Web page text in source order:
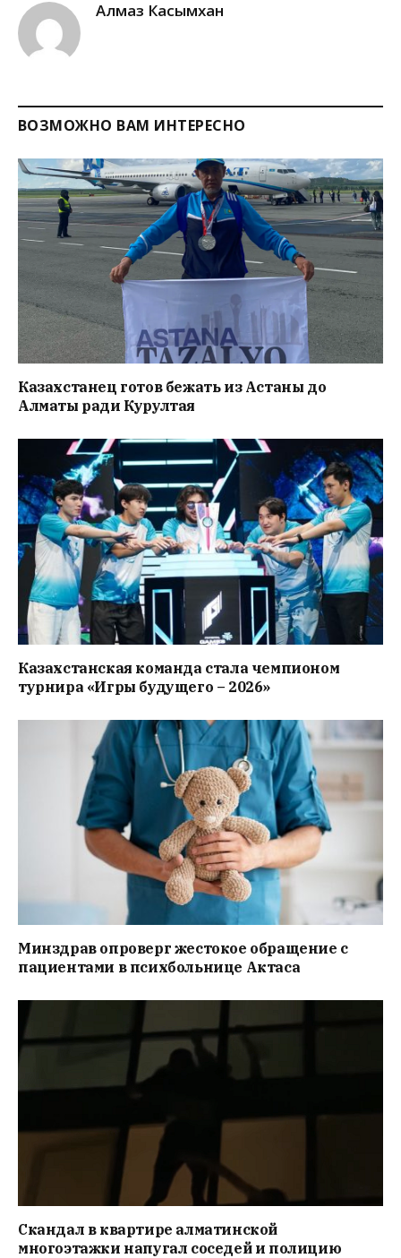
Алмаз Касымхан
ВОЗМОЖНО ВАМ ИНТЕРЕСНО
Казахстанец готов бежать из Астаны до
Алматы ради Курултая
Казахстанская команда стала чемпионом
турнира «Игры будущего – 2026»
Минздрав опроверг жестокое обращение с
пациентами в психбольнице Актаса
Скандал в квартире алматинской
многоэтажки напугал соседей и полицию